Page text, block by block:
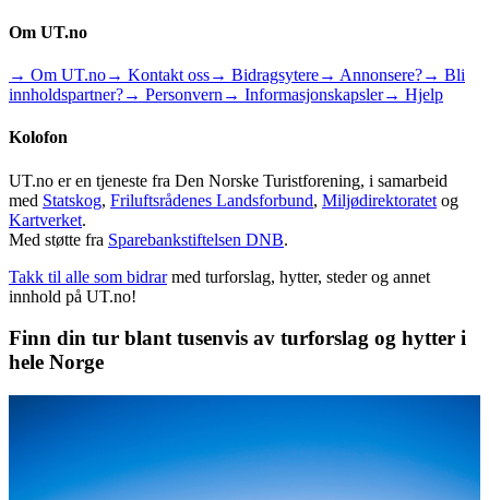
Om UT.no
→ Om UT.no→ Kontakt oss→ Bidragsytere→ Annonsere?→ Bli
innholdspartner?→ Personvern → Informasjonskapsler→ Hjelp
Kolofon
UT.no er en tjeneste fra Den Norske Turistforening, i samarbeid
med Statskog, Friluftsrådenes Landsforbund, Miljødirektoratet og
Kartverket.
Med støtte fra Sparebankstiftelsen DNB.
Takk til alle som bidrar med turforslag, hytter, steder og annet
innhold på UT.no!
Finn din tur blant tusenvis av turforslag og hytter i
hele Norge